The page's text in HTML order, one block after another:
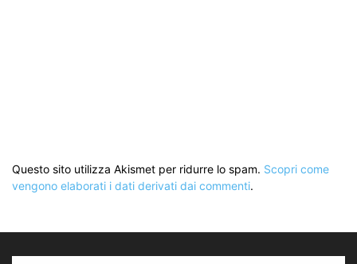
Questo sito utilizza Akismet per ridurre lo spam. Scopri come
vengono elaborati i dati derivati dai commenti.